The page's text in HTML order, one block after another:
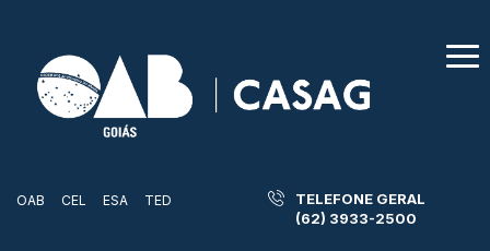
OAB CEL ESA TED
TELEFONE GERAL
(62) 3933-2500